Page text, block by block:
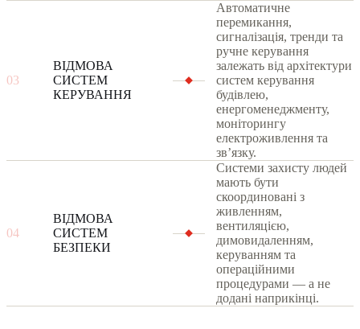
03
ВІДМОВА
СИСТЕМ
КЕРУВАННЯ
Автоматичне
перемикання,
сигналізація, тренди та
ручне керування
залежать від архітектури
систем керування
будівлею,
енергоменеджменту,
моніторингу
електроживлення та
звʼязку.
04
ВІДМОВА
СИСТЕМ
БЕЗПЕКИ
Системи захисту людей
мають бути
скоординовані з
живленням,
вентиляцією,
димовидаленням,
керуванням та
операційними
процедурами — а не
додані наприкінці.